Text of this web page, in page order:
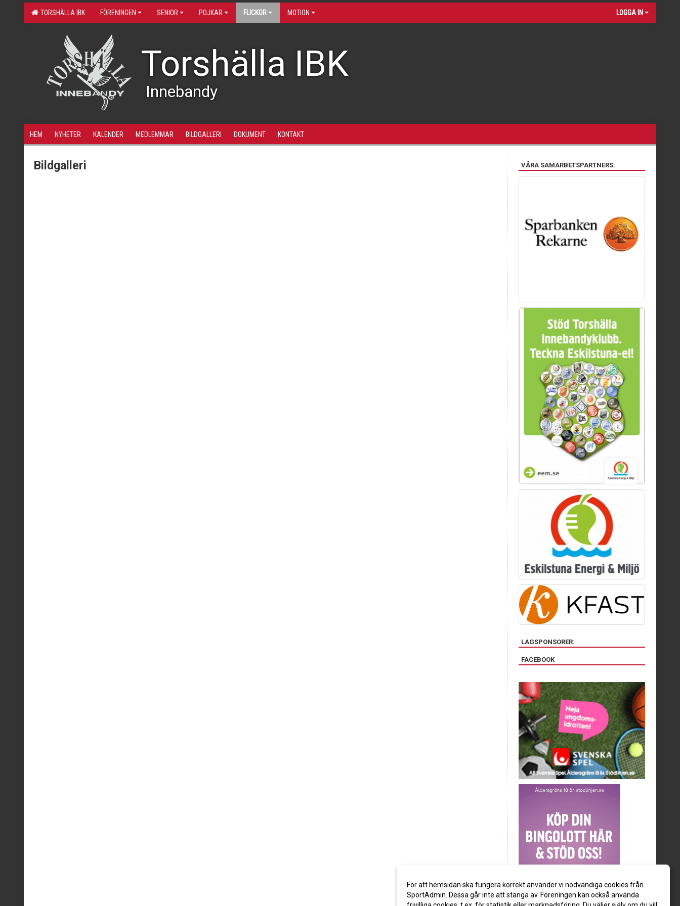
TORSHÄLLA IBK FÖRENINGEN SENIOR POJKAR FLICKOR MOTION LOGGA IN
Torshälla IBK
Innebandy
HEM NYHETER KALENDER MEDLEMMAR BILDGALLERI DOKUMENT KONTAKT
Bildgalleri VÅRA SAMARBETSPARTNERS:
LAGSPONSORER:
FACEBOOK
För att hemsidan ska fungera korrekt använder vi nödvändiga cookies från
SportAdmin. Dessa går inte att stänga av. Föreningen kan också använda